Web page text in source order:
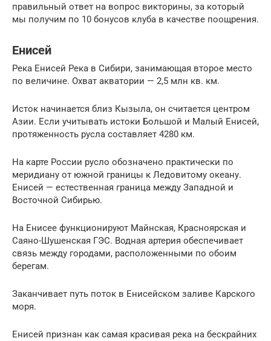
правильный ответ на вопрос викторины, за который
мы получим по 10 бонусов клуба в качестве поощрения.
Енисей
Река Енисей Река в Сибири, занимающая второе место
по величине. Охват акватории — 2,5 млн кв. км.
Исток начинается близ Кызыла, он считается центром
Азии. Если учитывать истоки Большой и Малый Енисей,
протяженность русла составляет 4280 км.
На карте России русло обозначено практически по
меридиану от южной границы к Ледовитому океану.
Енисей — естественная граница между Западной и
Восточной Сибирью.
На Енисее функционируют Майнская, Красноярская и
Саяно-Шушенская ГЭС. Водная артерия обеспечивает
связь между городами, расположенными по обоим
берегам.
Заканчивает путь поток в Енисейском заливе Карского
моря.
Енисей признан как самая красивая река на бескрайних